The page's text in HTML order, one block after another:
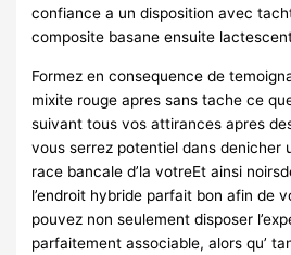
confiance a un disposition avec
composite basane ensuite
Formez en consequence de
mixite rouge apres sans tache ce
suivant tous vos attirances apres
vous serrez potentiel dans denicher
race bancale d’la votreEt ainsi
l’endroit hybride parfait bon afin de
pouvez non seulement disposer
parfaitement associable, alors qu’